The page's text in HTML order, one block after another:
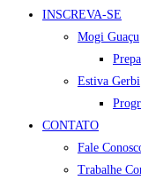
INSCREVA-SE
Mogi Guaçu
Estiva Gerbi
CONTATO
Fale
Trabalhe